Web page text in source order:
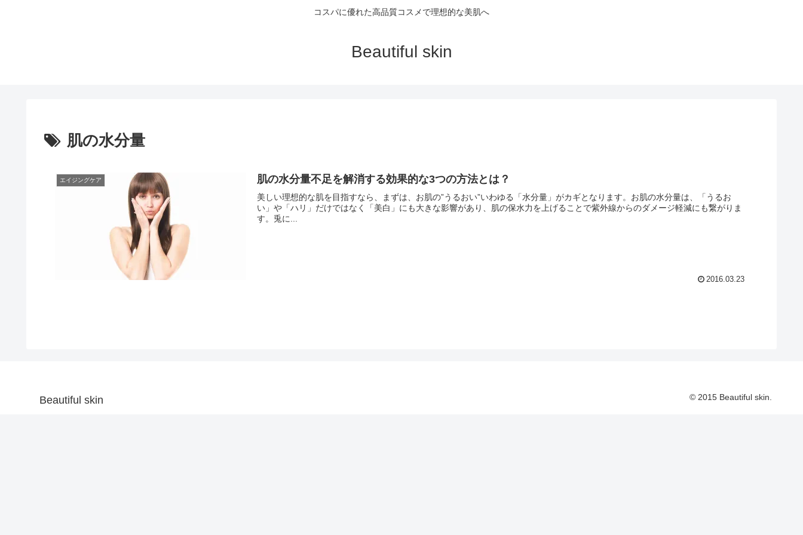
コスパに優れた高品質コスメで理想的な美肌へ
Beautiful skin
肌の水分量
エイジングケア 肌の水分量不足を解消する効果的な3つの方法とは？
美しい理想的な肌を目指すなら、まずは、お肌の”うるおい”いわゆる「水分量」がカギとなります。お肌の水分量は、「うるお
い」や「ハリ」だけではなく「美白」にも大きな影響があり、肌の保水力を上げることで紫外線からのダメージ軽減にも繋がりま
す。兎に...
2016.03.23
Beautiful skin © 2015 Beautiful skin.